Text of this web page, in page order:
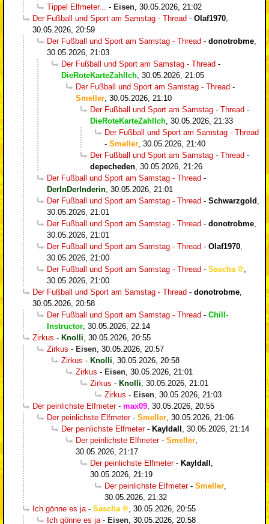
Tippel Elfmeter...
- Eisen 30.05.2026, 21:02
Der Fußball und Sport am Samstag - Thread - Olaf1970
30.05.2026, 20:59
Der Fußball und Sport am Samstag - Thread - donotrobme
30.05.2026, 21:03
Der Fußball und Sport am Samstag - Thread -
DieRoteKarteZahlIch 30.05.2026, 21:05
Der Fußball und Sport am Samstag - Thread -
Smeller 30.05.2026, 21:10
Der Fußball und Sport am Samstag - Thread -
DieRoteKarteZahlIch 30.05.2026, 21:33
Der Fußball und Sport am Samstag - Thread
- Smeller 30.05.2026, 21:40
Der Fußball und Sport am Samstag - Thread -
depecheden 30.05.2026, 21:26
Der Fußball und Sport am Samstag - Thread -
DerInDerInderin 30.05.2026, 21:01
Der Fußball und Sport am Samstag - Thread - Schwarzgold
30.05.2026, 21:01
Der Fußball und Sport am Samstag - Thread - donotrobme
30.05.2026, 21:01
Der Fußball und Sport am Samstag - Thread - Olaf1970
30.05.2026, 21:00
Der Fußball und Sport am Samstag - Thread - Sascha
30.05.2026, 21:00
Der Fußball und Sport am Samstag - Thread - donotrobme
30.05.2026, 20:58
Der Fußball und Sport am Samstag - Thread - Chill-
Instructor 30.05.2026, 22:14
Zirkus - Knolli 30.05.2026, 20:55
Zirkus - Eisen 30.05.2026, 20:57
Zirkus - Knolli 30.05.2026, 20:58
Zirkus - Eisen 30.05.2026, 21:01
Zirkus - Knolli 30.05.2026, 21:01
Zirkus - Eisen 30.05.2026, 21:03
Der peinlichste Elfmeter- max09 30.05.2026, 20:55
Der peinlichste Elfmeter- Smeller 30.05.2026, 21:06
Der peinlichste Elfmeter- Kayldall
30.05.2026, 21:14
Der peinlichste Elfmeter- Smeller
30.05.2026, 21:17
Der peinlichste Elfmeter- Kayldall
30.05.2026, 21:19
Der peinlichste Elfmeter- Smeller
30.05.2026, 21:32
Ich gönne es ja - Sascha
30.05.2026, 20:55
Ich gönne es ja - Eisen 30.05.2026, 20:58